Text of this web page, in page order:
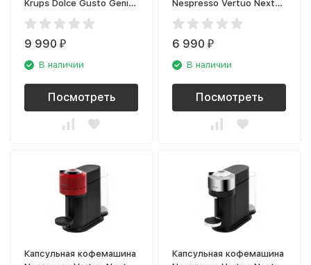
Krups Dolce Gusto Genio
S Touch KP340810
9 990₽
В наличии
Посмотреть
Nespresso Vertuo Next
GCV1 Light Grey
6 990₽
В наличии
Посмотреть
Капсульная кофемашина
Капсульная кофемашина